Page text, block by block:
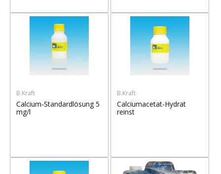
B.Kraft
Calcium-Standardlösung 5
mg/l
B.Kraft
Calciumacetat-Hydrat
reinst